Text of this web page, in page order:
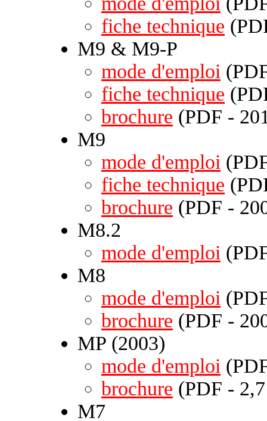
fiche technique
M9 & M9-P
mode d'emploi
fiche technique
brochure (PDF -
M9
mode d'emploi
fiche technique
brochure (PDF -
M8.2
mode d'emploi
M8
mode d'emploi
brochure (PDF -
MP (2003)
mode d'emploi
brochure (PDF -
M7